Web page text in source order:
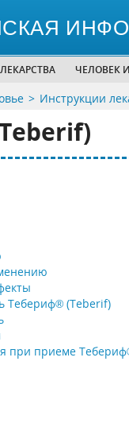
ЧЕЛОВЕК
Инструкции
Тебериф® (Teberif)
при приеме